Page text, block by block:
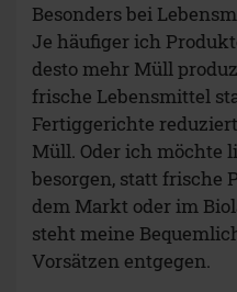
Besonders bei
Je häufiger ich
desto mehr Müll
frische Lebensmittel
Fertiggerichte
Müll. Oder ich möchte
besorgen, statt frische
dem Markt oder im
steht meine
Vorsätzen entgegen.